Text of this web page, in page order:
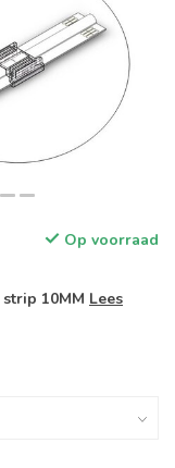
Op voorraad
10MM Lees